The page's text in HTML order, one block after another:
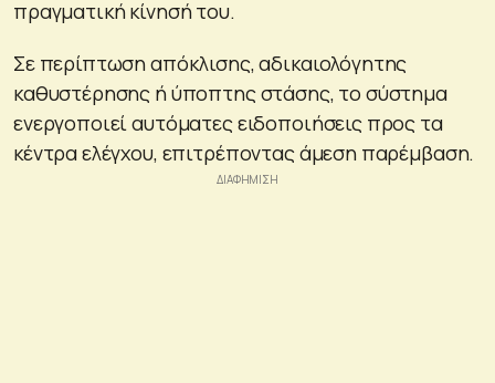
πραγματική κίνησή του.
Σε περίπτωση απόκλισης, αδικαιολόγητης
καθυστέρησης ή ύποπτης στάσης, το σύστημα
ενεργοποιεί αυτόματες ειδοποιήσεις προς τα
κέντρα ελέγχου, επιτρέποντας άμεση παρέμβαση.